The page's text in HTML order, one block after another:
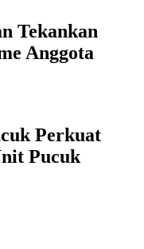
Tekankan
Anggota
Perkuat
Pucuk